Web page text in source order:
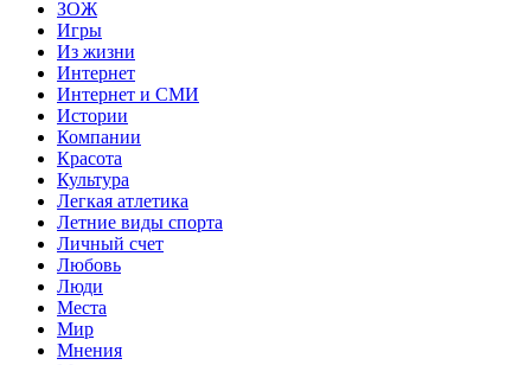
ЗОЖ
Игры
Из жизни
Интернет
Интернет и СМИ
Истории
Компании
Красота
Культура
Легкая атлетика
Летние виды спорта
Личный счет
Любовь
Люди
Места
Мир
Мнения